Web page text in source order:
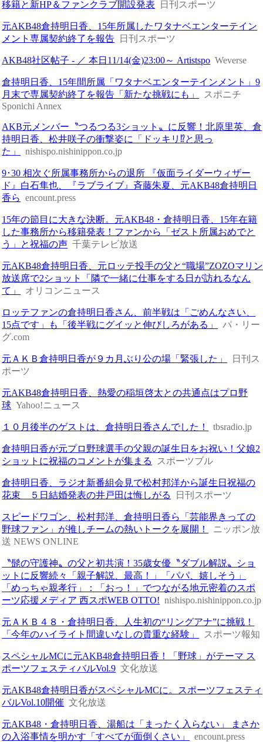
移籍と新HP＆ファンクラブ開設発表
日刊スポーツ
元AKB48倉持明日香、15年所属したワタナベエンターテイン
メント専属契約終了を報告
日刊スポーツ
AKB48社区帖子 - ／ 本日11/14(金)23:00～ Artistspo Weverse
倉持明日香、15年間所属「ワタナベエンターテインメント」9
月末で専属契約終了を報告「新たな挑戦にも」
スポニチ
Sponichi Annex
AKB元メンバー〝つるつる3ショット〟に反響！北原里英、倉
持明日香、松井咲子の衝撃姿に「ドッキリ⁉と思っ
た」
nishispo.nishinippon.co.jp
9･30 相次ぐ所属事務所からの退所 『仮面ライダーウィザー
ド』白石隼也、『ラブライブ』斉藤朱夏、元AKB48倉持明日
香ら encount.press
15年の節目に大きな決断。元AKB48・倉持明日香、15年在籍
した事務所から移籍発表！ファンから「ゼスト所属おめでと
う」と祝福の声 千葉テレビ放送
元AKB48倉持明日香、元ロッテ投手の父と“職場”ZOZOマリン
放送席で2ショット「隣で一緒に仕事をする日が訪れるなん
て」
オリコンニュース
ロッテファンの倉持明日香さん、前半戦は「ごめんなさい、
15点です」も「後半戦にグイッと伸びしろがある」
パ・リー
グ.com
元ＡＫＢ倉持明日香が９カ月ぶり公の場「緊張した」
日刊ス
ポーツ
元AKB48倉持明日香、熱愛の稲垣啓太との共通点はプロ野
球 Yahoo!ニュース
１０月後半のゲストは、倉持明日香さんでした！ tbsradio.jp
倉持明日香が元プロ野球選手の父親の誕生日をお祝い！父娘2
ショットに祝福のコメントが集まる
スポーツブル
倉持明日香、ラジオ新番組会見で松村邦洋から誕生日祝福の
花束 ５日結婚発表の井戸田は悔しがる
日刊スポーツ
スピードワゴン、松村邦洋、倉持明日香ら「芸能界きっての
野球ファン」が推しチームの熱いトークを展開！
ニッポン放
送 NEWS ONLINE
〝髭の守護神〟の父と初共演！35歳女優〝ダブル解説〟ショ
ットに反響続々「親子解説、最高！」「パパ、嬉しそう」
「めっちゃ親孝行」：「おっ！」でつながる地元密着のスポ
ーツ応援メディア 西スポWEB OTTO! nishispo.nishinippon.co.jp
元ＡＫＢ４８・倉持明日香、人生初の“リングアナ”に挑戦！
「今年のハイライト間違いなしの貴重な経験」
スポーツ報知
スペシャルMCに元AKB48倉持明日香！「野球」がテーマ ス
ポーツフェスティバルVol.9 文化放送
元AKB48倉持明日香がスペシャルMCに。スポーツフェスティ
バルVol.10開催 文化放送
元AKB48・倉持明日香、湯船は「まったく入らない」 まさか
の入浴事情を明かす「すべてが面倒くさい」
encount.press